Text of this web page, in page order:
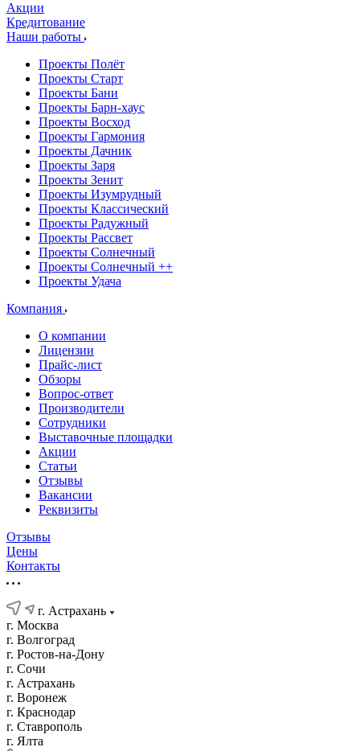
Акции
Кредитование
Наши работы
Проекты Полёт
Проекты Старт
Проекты Бани
Проекты Барн-хаус
Проекты Восход
Проекты Гармония
Проекты Дачник
Проекты Заря
Проекты Зенит
Проекты Изумрудный
Проекты Классический
Проекты Радужный
Проекты Рассвет
Проекты Солнечный
Проекты Солнечный ++
Проекты Удача
Компания
О компании
Лицензии
Прайс-лист
Обзоры
Вопрос-ответ
Производители
Сотрудники
Выставочные площадки
Акции
Статьи
Отзывы
Вакансии
Реквизиты
Отзывы
Цены
Контакты
г. Астрахань
г. Москва
г. Волгоград
г. Ростов-на-Дону
г. Сочи
г. Астрахань
г. Воронеж
г. Краснодар
г. Ставрополь
г. Ялта